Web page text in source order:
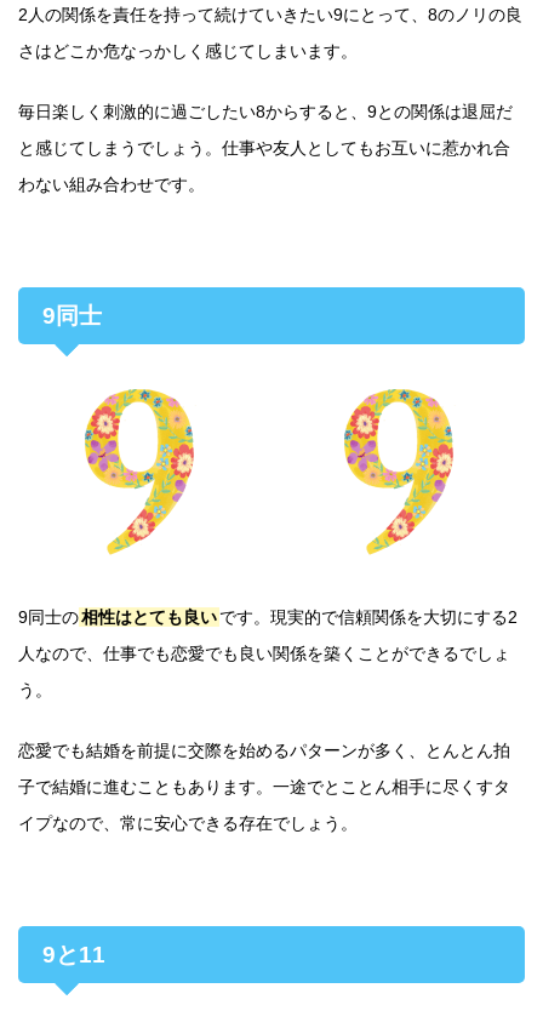
2人の関係を責任を持って続けていきたい9にとって、8のノリの良
さはどこか危なっかしく感じてしまいます。
毎日楽しく刺激的に過ごしたい8からすると、9との関係は退屈だ
と感じてしまうでしょう。仕事や友人としてもお互いに惹かれ合
わない組み合わせです。
9同士
9同士の相性はとても良いです。現実的で信頼関係を大切にする2
人なので、仕事でも恋愛でも良い関係を築くことができるでしょ
う。
恋愛でも結婚を前提に交際を始めるパターンが多く、とんとん拍
子で結婚に進むこともあります。一途でとことん相手に尽くすタ
イプなので、常に安心できる存在でしょう。
9と11